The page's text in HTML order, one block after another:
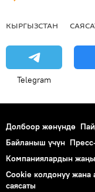
КЫРГЫЗСТАН
Telegram
Долбоор жөнүндө
Байланыш үчүн
Компаниялардын
Cookie колдонуу жана
саясаты